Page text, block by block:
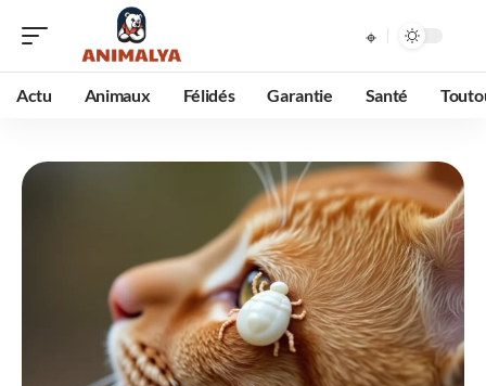
Actu Animaux Félidés Garantie Santé